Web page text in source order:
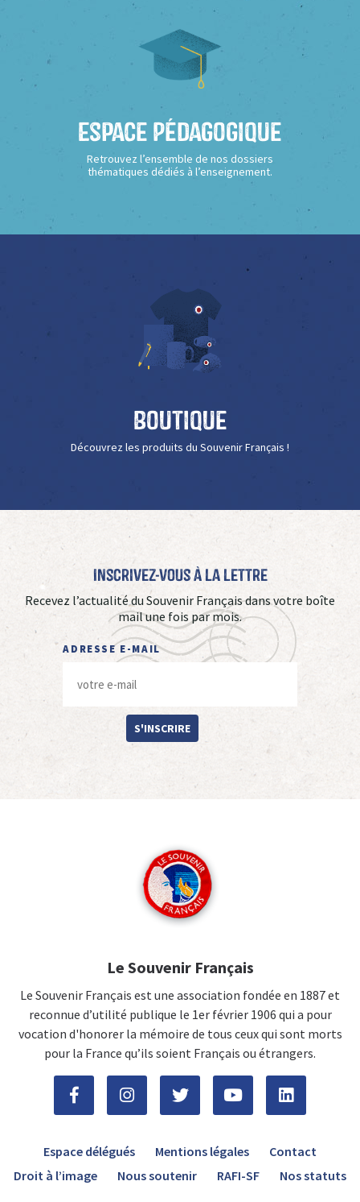
Espace Pédagogique
Retrouvez l’ensemble de nos dossiers
thématiques dédiés à l’enseignement.
Boutique
Découvrez les produits du Souvenir Français !
Inscrivez-vous à La Lettre
Recevez l’actualité du Souvenir Français dans votre boîte
mail une fois par mois.
ADRESSE E-MAIL
S'INSCRIRE
Le Souvenir Français
Le Souvenir Français est une association fondée en 1887 et
reconnue d’utilité publique le 1er février 1906 qui a pour
vocation d'honorer la mémoire de tous ceux qui sont morts
pour la France qu’ils soient Français ou étrangers.
Espace délégués Mentions légales
Contact
Droit à l’image
Nous soutenir RAFI-SF Nos statuts